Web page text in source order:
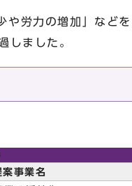
労力の増加」など
しました。
案事業名